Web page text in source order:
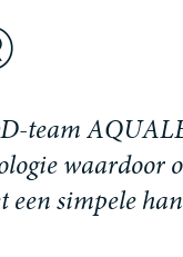
D-team AQUAL
logie waardoor o
t een simpele han